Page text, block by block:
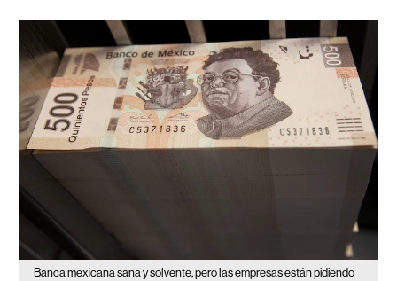
Banca mexicana sana y solvente, pero las empresas están pidiendo